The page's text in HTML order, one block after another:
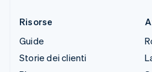
Risorse
Guide
Storie dei clienti